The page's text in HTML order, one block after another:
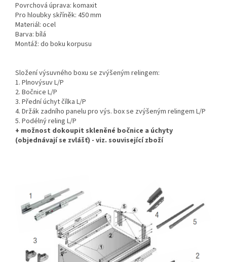
Povrchová úprava: komaxit
Pro hloubky skříněk: 450 mm
Materiál: ocel
Barva: bílá
Montáž: do boku korpusu
Složení výsuvného boxu se zvýšeným relingem:
1. Plnovýsuv L/P
2. Bočnice L/P
3. Přední úchyt čílka L/P
4. Držák zadního panelu pro výs. box se zvýšeným relingem L/P
5. Podélný reling L/P
+ možnost dokoupit skleněné bočnice a úchyty
(objednávají se zvlášť) - viz. související zboží